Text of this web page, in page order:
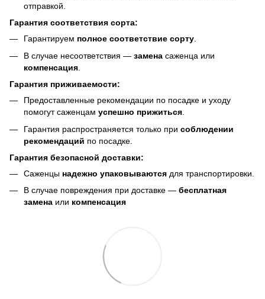
отправкой.
Гарантия соответствия сорта:
Гарантируем полное соответствие сорту.
В случае несоответствия — замена саженца или
компенсация
Гарантия приживаемости:
Предоставленные рекомендации по посадке и уходу
помогут саженцам успешно прижиться
Гарантия распространяется только при соблюдении
рекомендаций по посадке.
Гарантия безопасной доставки:
Саженцы надежно упаковываются для транспортировки.
В случае повреждения при доставке — бесплатная
замена или компенсация